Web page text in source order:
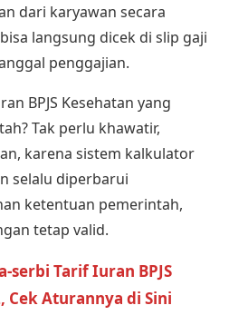
dari karyawan secara
langsung dicek di slip gaji
penggajian.
BPJS Kesehatan yang
Tak perlu khawatir,
karena sistem kalkulator
selalu diperbarui
ketentuan pemerintah,
tetap valid.
serbi Tarif Iuran BPJS
Cek Aturannya di Sini